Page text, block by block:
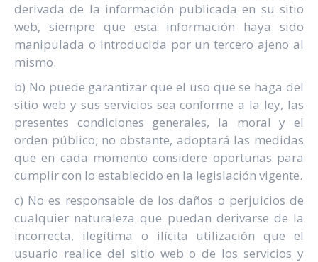
derivada de la información publicada en su sitio
web, siempre que esta información haya sido
manipulada o introducida por un tercero ajeno al
mismo.
b) No puede garantizar que el uso que se haga del
sitio web y sus servicios sea conforme a la ley, las
presentes condiciones generales, la moral y el
orden público; no obstante, adoptará las medidas
que en cada momento considere oportunas para
cumplir con lo establecido en la legislación vigente.
c) No es responsable de los daños o perjuicios de
cualquier naturaleza que puedan derivarse de la
incorrecta, ilegítima o ilícita utilización que el
usuario realice del sitio web o de los servicios y